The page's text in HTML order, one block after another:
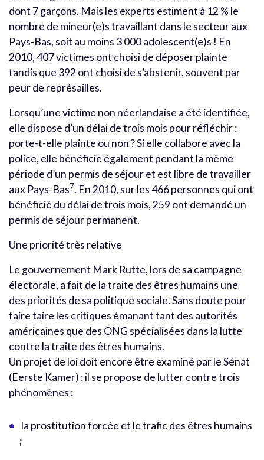
dont 7 garçons. Mais les experts estiment à 12 % le
nombre de mineur(e)s travaillant dans le secteur aux
Pays-Bas, soit au moins 3 000 adolescent(e)s ! En
2010, 407 victimes ont choisi de déposer plainte
tandis que 392 ont choisi de s’abstenir, souvent par
peur de représailles.
Lorsqu’une victime non néerlandaise a été identifiée,
elle dispose d’un délai de trois mois pour réfléchir :
porte-t-elle plainte ou non ? Si elle collabore avec la
police, elle bénéficie également pendant la même
période d’un permis de séjour et est libre de travailler
aux Pays-Bas7. En 2010, sur les 466 personnes qui ont
bénéficié du délai de trois mois, 259 ont demandé un
permis de séjour permanent.
Une priorité très relative
Le gouvernement Mark Rutte, lors de sa campagne
électorale, a fait de la traite des êtres humains une
des priorités de sa politique sociale. Sans doute pour
faire taire les critiques émanant tant des autorités
américaines que des ONG spécialisées dans la lutte
contre la traite des êtres humains.
Un projet de loi doit encore être examiné par le Sénat
(Eerste Kamer) : il se propose de lutter contre trois
phénomènes :
la prostitution forcée et le trafic des êtres humains
;